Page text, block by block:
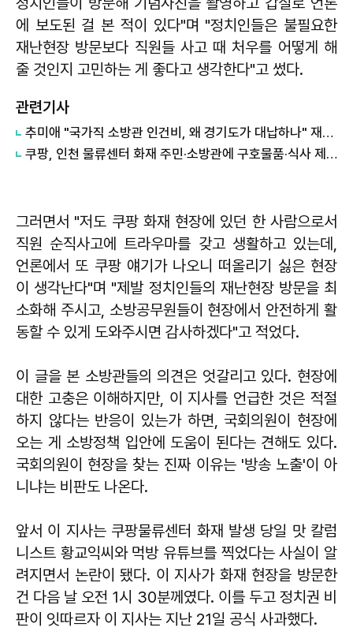
에 보도된 걸 본 적이 있다"며 "정치인들은 불필요한
재난현장 방문보다 직원들 사고 때 처우를 어떻게 해
줄 것인지 고민하는 게 좋다고 생각한다"고 썼다.
관련기사
추미애 "국가직 소방관 인건비, 왜 경기도가 대납하나" 재정개혁 촉구
쿠팡, 인천 물류센터 화재 주민·소방관에 구호물품·식사 제공
그러면서 "저도 쿠팡 화재 현장에 있던 한 사람으로서
직원 순직사고에 트라우마를 갖고 생활하고 있는데,
언론에서 또 쿠팡 얘기가 나오니 떠올리기 싫은 현장
이 생각난다"며 "제발 정치인들의 재난현장 방문을 최
소화해 주시고, 소방공무원들이 현장에서 안전하게 활
동할 수 있게 도와주시면 감사하겠다"고 적었다.
이 글을 본 소방관들의 의견은 엇갈리고 있다. 현장에
대한 고충은 이해하지만, 이 지사를 언급한 것은 적절
하지 않다는 반응이 있는가 하면, 국회의원이 현장에
오는 게 소방정책 입안에 도움이 된다는 견해도 있다.
국회의원이 현장을 찾는 진짜 이유는 '방송 노출'이 아
니냐는 비판도 나온다.
앞서 이 지사는 쿠팡물류센터 화재 발생 당일 맛 칼럼
니스트 황교익씨와 먹방 유튜브를 찍었다는 사실이 알
려지면서 논란이 됐다. 이 지사가 화재 현장을 방문한
건 다음 날 오전 1시 30분께였다. 이를 두고 정치권 비
판이 잇따르자 이 지사는 지난 21일 공식 사과했다.